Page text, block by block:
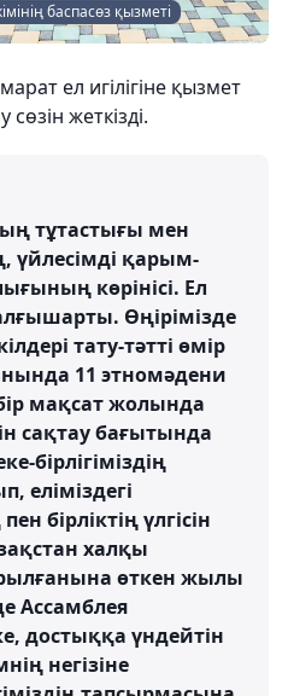
баспасөз қызметі
ел игілігіне қызмет
жеткізді.
тұтастығы мен
қарым-
көрінісі. Ел
Өңірімізде
тату-тәтті өмір
11 этномәдени
мақсат жолында
сақтау бағытында
бірлігіміздің
еліміздегі
бірліктің үлгісін
халқы
өткен жылы
Ассамблея
достыққа үндейтін
негізіне